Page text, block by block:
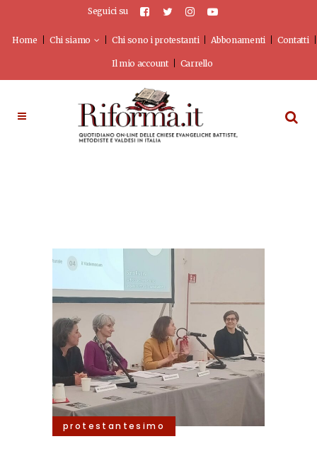
Seguici su
Home Chi siamo Chi sono i protestanti Abbonamenti Contatti
Il mio account Carrello
protestantesimo